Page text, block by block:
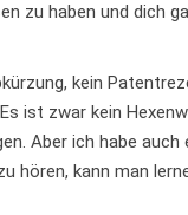
zu haben und dich
kein
ist zwar kein
Aber ich habe
hören, kann man